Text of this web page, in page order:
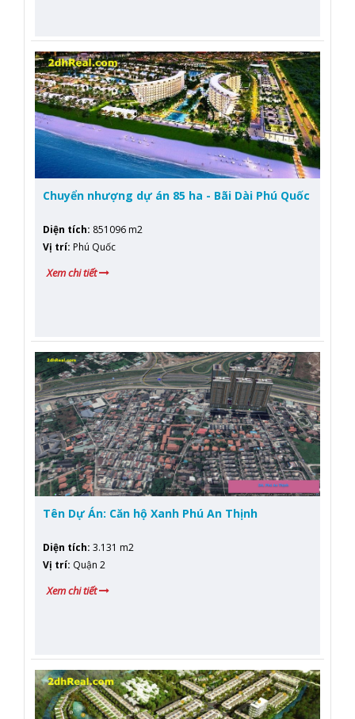
Chuyển nhượng dự án 85 ha - Bãi Dài Phú Quốc
Diện tích: 851096 m2
Vị trí: Phú Quốc
Xem chi tiết
Tên Dự Án: Căn hộ Xanh Phú An Thịnh
Diện tích: 3.131 m2
Vị trí: Quận 2
Xem chi tiết